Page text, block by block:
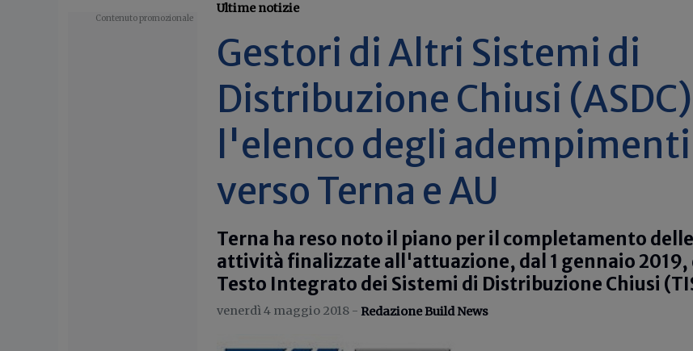
Ultime notizie
Gestori di Altri Sistemi di
Distribuzione Chiusi
l'elenco degli adempimenti
verso Terna e AU
Terna ha reso noto il piano per il completamento delle
attività finalizzate all'attuazione, dal 1 gennaio 2019,
Testo Integrato dei Sistemi di Distribuzione Chiusi
venerdì 4 maggio 2018 - Redazione Build News